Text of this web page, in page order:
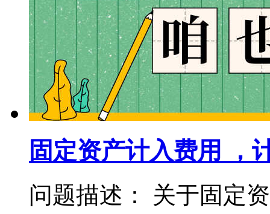
固定资产计入费用 ，
问题描述： 关于固定